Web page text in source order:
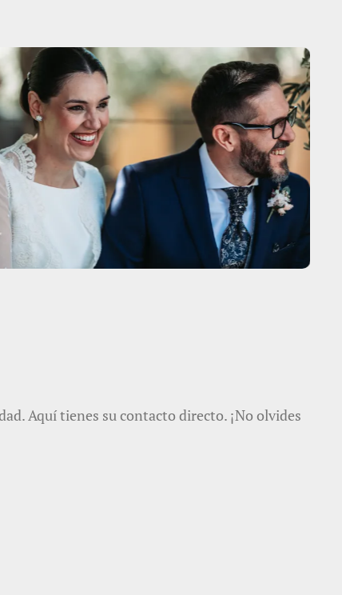
Aquí tienes su contacto directo. ¡No olvides